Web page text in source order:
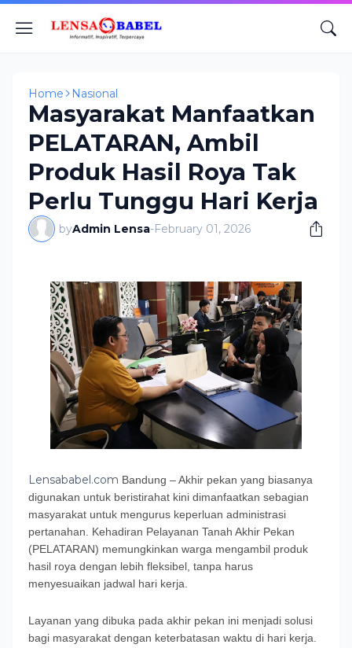
Home Nasional
Masyarakat Manfaatkan
PELATARAN, Ambil
Produk Hasil Roya Tak
Perlu Tunggu Hari Kerja
byAdmin Lensa-February 01, 2026
Lensababel.com Bandung – Akhir pekan yang biasanya
digunakan untuk beristirahat kini dimanfaatkan sebagian
masyarakat untuk mengurus keperluan administrasi
pertanahan. Kehadiran Pelayanan Tanah Akhir Pekan
(PELATARAN) memungkinkan warga mengambil produk
hasil roya dengan lebih fleksibel, tanpa harus
menyesuaikan jadwal hari kerja.
Layanan yang dibuka pada akhir pekan ini menjadi solusi
bagi masyarakat dengan keterbatasan waktu di hari kerja.